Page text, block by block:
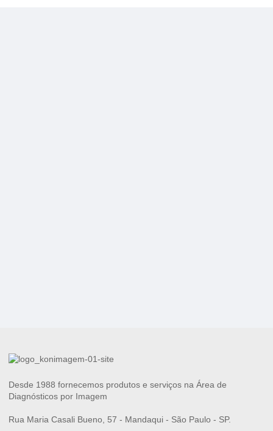
Desde 1988 fornecemos produtos e serviços na Área de
Diagnósticos por Imagem
Rua Maria Casali Bueno, 57 - Mandaqui - São Paulo - SP.